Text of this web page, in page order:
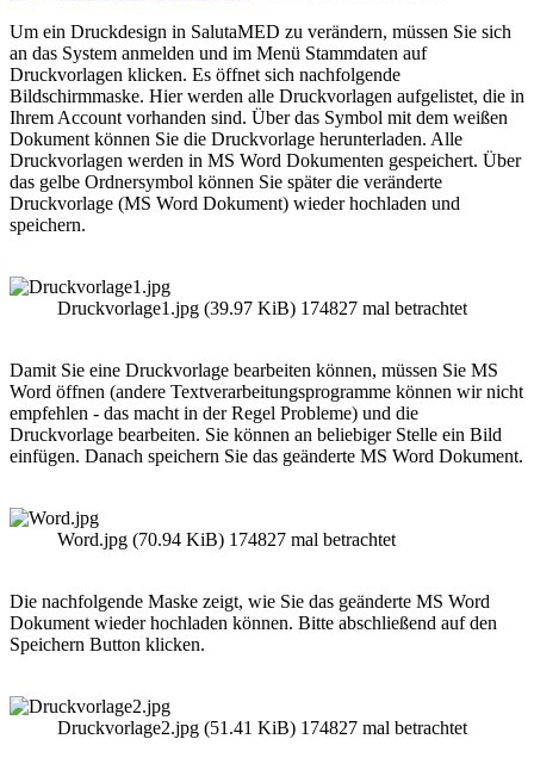
Um ein Druckdesign in SalutaMED zu verändern, müssen Sie sich
an das System anmelden und im Menü Stammdaten auf
Druckvorlagen klicken. Es öffnet sich nachfolgende
Bildschirmmaske. Hier werden alle Druckvorlagen aufgelistet, die in
Ihrem Account vorhanden sind. Über das Symbol mit dem weißen
Dokument können Sie die Druckvorlage herunterladen. Alle
Druckvorlagen werden in MS Word Dokumenten gespeichert. Über
das gelbe Ordnersymbol können Sie später die veränderte
Druckvorlage (MS Word Dokument) wieder hochladen und
speichern.
Druckvorlage1.jpg (39.97 KiB) 174827 mal betrachtet
Damit Sie eine Druckvorlage bearbeiten können, müssen Sie MS
Word öffnen (andere Textverarbeitungsprogramme können wir nicht
empfehlen - das macht in der Regel Probleme) und die
Druckvorlage bearbeiten. Sie können an beliebiger Stelle ein Bild
einfügen. Danach speichern Sie das geänderte MS Word Dokument.
Word.jpg (70.94 KiB) 174827 mal betrachtet
Die nachfolgende Maske zeigt, wie Sie das geänderte MS Word
Dokument wieder hochladen können. Bitte abschließend auf den
Speichern Button klicken.
Druckvorlage2.jpg (51.41 KiB) 174827 mal betrachtet